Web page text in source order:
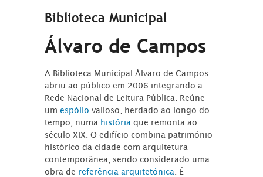
Biblioteca Municipal
Álvaro de Campos
A Biblioteca Municipal Álvaro de Campos
abriu ao público em 2006 integrando a
Rede Nacional de Leitura Pública. Reúne
umespóliovalioso, herdado ao longo do
tempo, numa história que remonta ao
século XIX. O edifício combina património
histórico da cidade com arquitetura
contemporânea, sendo considerado uma
obra de referência arquitetónica . É